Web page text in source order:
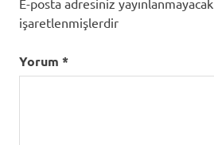
işaretlenmişlerdir
Yorum *